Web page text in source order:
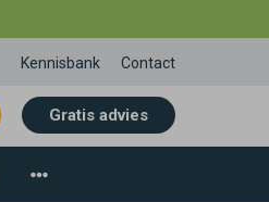
Kennisbank Contact
Gratis advies